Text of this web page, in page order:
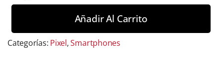
Añadir Al Carrito
Categorías: Pixel,Smartphones